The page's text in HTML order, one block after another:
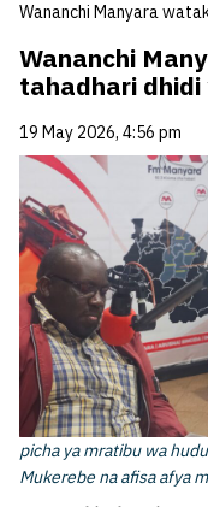
Wananchi Manyara
Wananchi
tahadhari dhidi
19 May 2026, 4:56 pm
picha ya mratibu wa
Mukerebe na afisa afya